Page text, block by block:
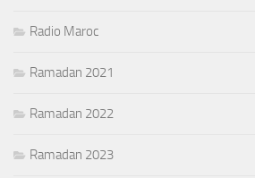
Radio Maroc
Ramadan 2021
Ramadan 2022
Ramadan 2023